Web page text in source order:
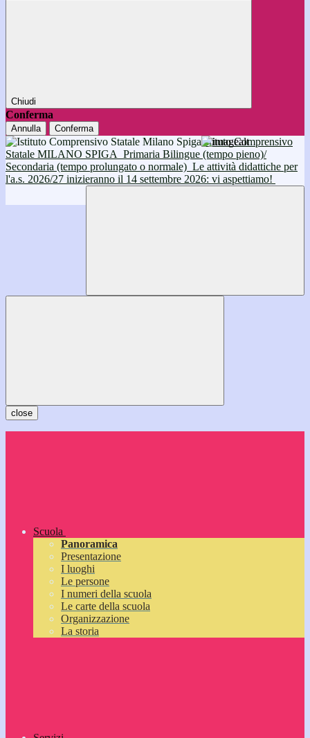
Chiudi
Conferma
Annulla Conferma
Istituto Comprensivo
Statale MILANO SPIGA Primaria Bilingue (tempo pieno)/
Secondaria (tempo prolungato o normale) Le attività didattiche per
l'a.s. 2026/27 inizieranno il 14 settembre 2026: vi aspettiamo!
close
Scuola
Panoramica
Presentazione
I luoghi
Le persone
I numeri della scuola
Le carte della scuola
Organizzazione
La storia